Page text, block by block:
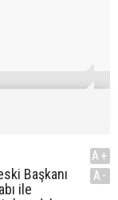
Başkanı
ile
A+
A-